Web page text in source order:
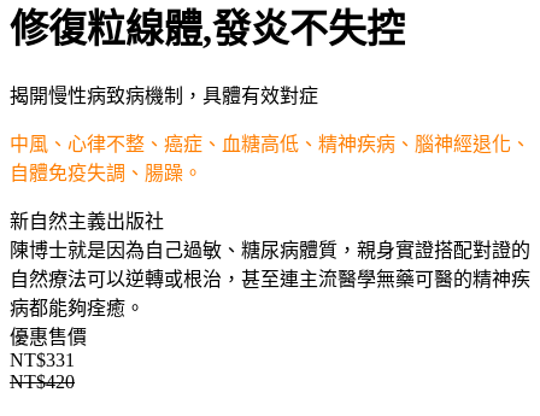
修復粒線體,發炎不失控
揭開慢性病致病機制，具體有效對症
中風、心律不整、癌症、血糖高低、精神疾病、腦神經退化、
自體免疫失調、腸躁。
新自然主義出版社
陳博士就是因為自己過敏、糖尿病體質，親身實證搭配對證的
自然療法可以逆轉或根治，甚至連主流醫學無藥可醫的精神疾
病都能夠痊癒。
優惠售價
NT$331
NT$420